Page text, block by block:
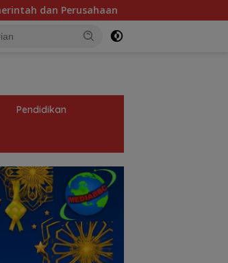
Tragedi KMP Mutiara Sentosa 2 dan
Pendidikan